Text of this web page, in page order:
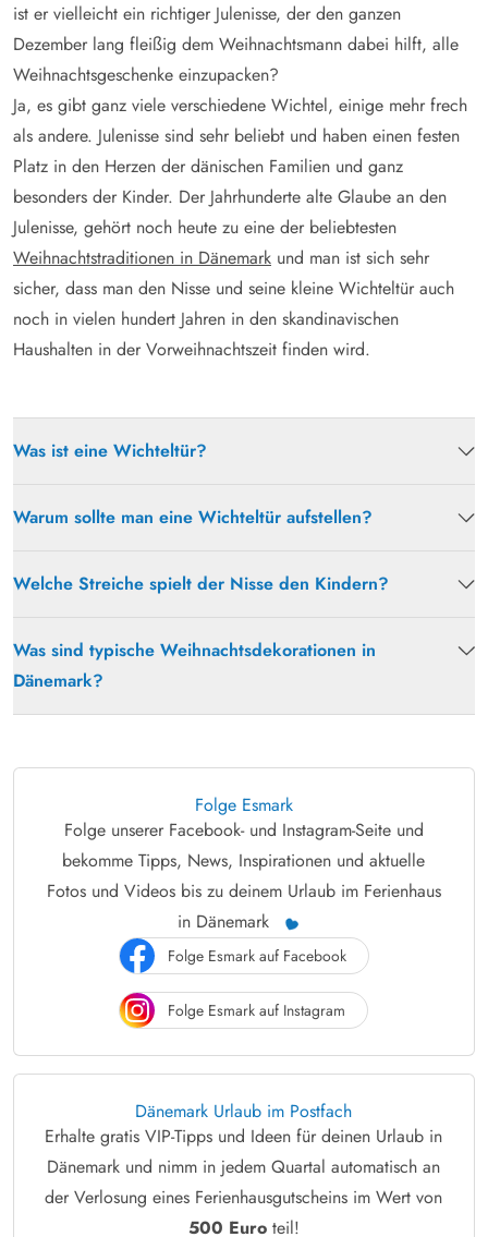
ist er vielleicht ein richtiger Julenisse, der den ganzen
Dezember lang fleißig dem Weihnachtsmann dabei hilft, alle
Weihnachtsgeschenke einzupacken?
Ja, es gibt ganz viele verschiedene Wichtel, einige mehr frech
als andere. Julenisse sind sehr beliebt und haben einen festen
Platz in den Herzen der dänischen Familien und ganz
besonders der Kinder. Der Jahrhunderte alte Glaube an den
Julenisse, gehört noch heute zu eine der beliebtesten
Weihnachtstraditionen in Dänemark und man ist sich sehr
sicher, dass man den Nisse und seine kleine Wichteltür auch
noch in vielen hundert Jahren in den skandinavischen
Haushalten in der Vorweihnachtszeit finden wird.
Was ist eine Wichteltür?
Warum sollte man eine Wichteltür aufstellen?
Welche Streiche spielt der Nisse den Kindern?
Was sind typische Weihnachtsdekorationen in
Dänemark?
Folge Esmark
Folge unserer Facebook- und Instagram-Seite und
bekomme Tipps, News, Inspirationen und aktuelle
Fotos und Videos bis zu deinem Urlaub im Ferienhaus
in Dänemark
Folge Esmark auf Facebook
Folge Esmark auf Instagram
Dänemark Urlaub im Postfach
Erhalte gratis VIP-Tipps und Ideen für deinen Urlaub in
Dänemark und nimm in jedem Quartal automatisch an
der Verlosung eines Ferienhausgutscheins im Wert von
500 Euroteil!